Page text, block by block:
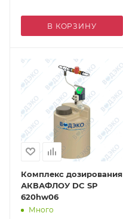
В КОРЗИНУ
Комплекс дозирования
АКВАФЛОУ DC SP
620hw06
Много